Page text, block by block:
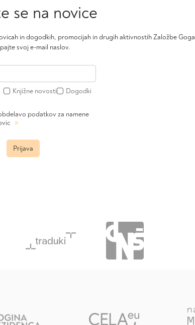
se na novice
in dogodkih, promocijah in drugih aktivnostih Založbe Goga
svoj e-mail naslov.
Knjižne novosti Dogodki
podatkov za namene
»
Prijava